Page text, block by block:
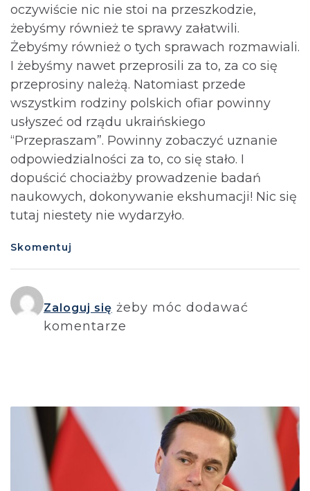
oczywiście nic nie stoi na przeszkodzie,
żebyśmy również te sprawy załatwili.
Żebyśmy również o tych sprawach rozmawiali.
I żebyśmy nawet przeprosili za to, za co się
przeprosiny należą. Natomiast przede
wszystkim rodziny polskich ofiar powinny
usłyszeć od rządu ukraińskiego
“Przepraszam”. Powinny zobaczyć uznanie
odpowiedzialności za to, co się stało. I
dopuścić chociażby prowadzenie badań
naukowych, dokonywanie ekshumacji! Nic się
tutaj niestety nie wydarzyło.
Skomentuj
Zaloguj się żeby móc dodawać
komentarze